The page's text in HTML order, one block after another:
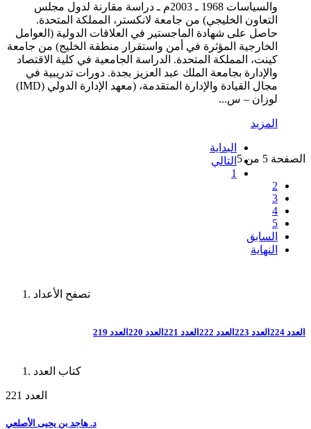
والسياسات 1968 ـ 2003م ـ دراسة مقارنة لدول مجلس
التعاون الخليجي) من جامعة لانكستر، المملكة المتحدة.
حاصل على شهادة الماجستير في العلاقات الدولية (العوامل
الخارجية المؤثرة في أمن واستقرار منطقة الخليج) من جامعة
كينت، المملكة المتحدة. الدراسة الجامعية في كلية الاقتصاد
والإدارة بجامعة الملك عبد العزيز بجدة. دورات تدريبية في
مجال القيادة والإدارة المتقدمة، (معهد الإدارة الدولي (IMD)
لوزان – س...
المزيد
الصفحة 5 من 5
البداية
التالي
1
2
3
4
5
السابق
النهاية
تصفح الأعداد
العدد 224 العدد 223 العدد 222 العدد 221 العدد 220 العدد 219
كتاب العدد
العدد 221
د. هاجد بن يحيى الأصلعي